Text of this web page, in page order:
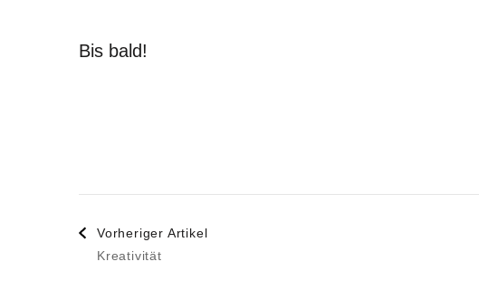
Bis bald!
Beitragsnavigation
Vorheriger Artikel
Kreativität